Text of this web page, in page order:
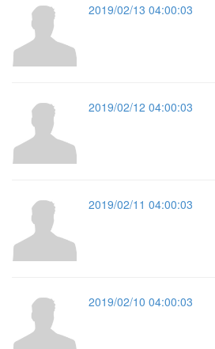
2019/02/13 04:00:03
2019/02/12 04:00:03
2019/02/11 04:00:03
2019/02/10 04:00:03